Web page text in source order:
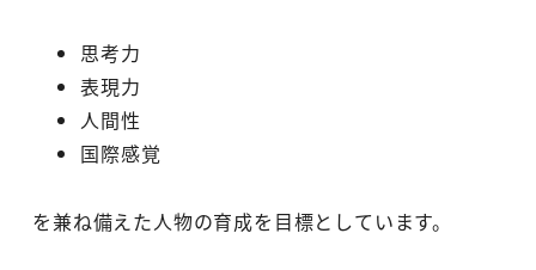
思考力
表現力
人間性
国際感覚
を兼ね備えた人物の育成を目標としています。